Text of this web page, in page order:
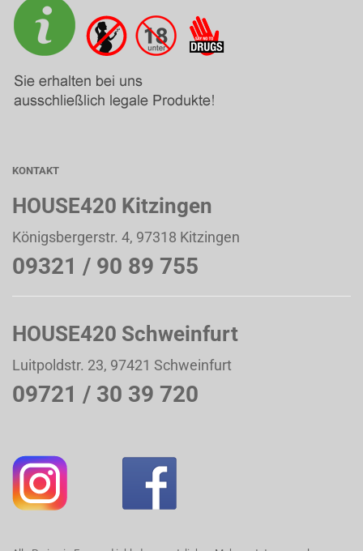
KONTAKT
HOUSE420 Kitzingen
Königsbergerstr. 4, 97318 Kitzingen
09321 / 90 89 755
HOUSE420 Schweinfurt
Luitpoldstr. 23, 97421 Schweinfurt
09721 / 30 39 720